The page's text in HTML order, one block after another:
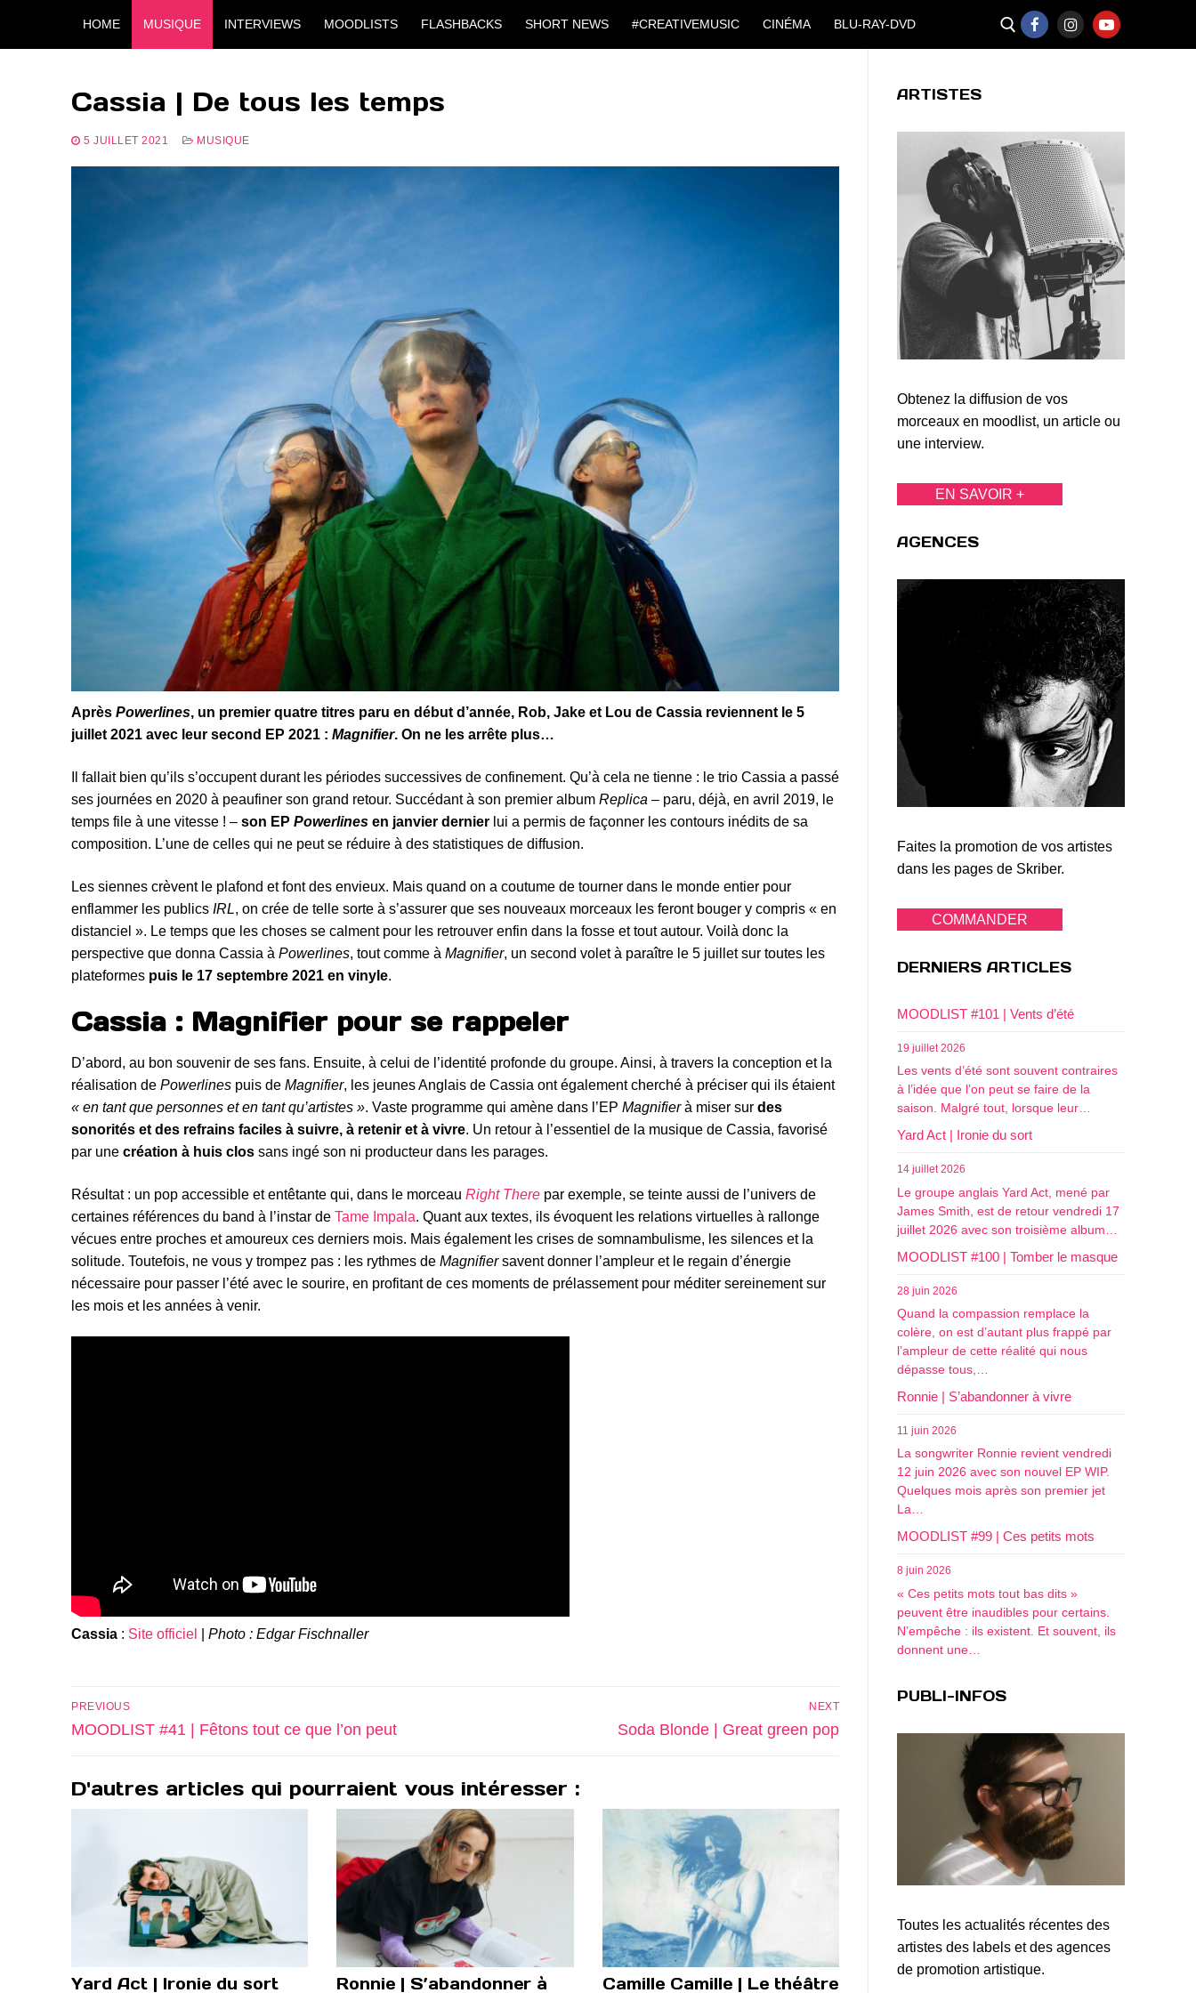
HOME MUSIQUE INTERVIEWS MOODLISTS FLASHBACKS SHORT NEWS #CREATIVEMUSIC CINÉMA BLU-RAY-DVD
Cassia | De tous les temps
5 JUILLET 2021 MUSIQUE
Après Powerlines, un premier quatre titres paru en début d’année, Rob, Jake et Lou de Cassia reviennent le 5
juillet 2021 avec leur second EP 2021 : Magnifier. On ne les arrête plus…
Il fallait bien qu’ils s’occupent durant les périodes successives de confinement. Qu’à cela ne tienne : le trio Cassia a passé
ses journées en 2020 à peaufiner son grand retour. Succédant à son premier album Replica – paru, déjà, en avril 2019, le
temps file à une vitesse ! – son EP Powerlines en janvier dernier lui a permis de façonner les contours inédits de sa
composition. L’une de celles qui ne peut se réduire à des statistiques de diffusion.
Les siennes crèvent le plafond et font des envieux. Mais quand on a coutume de tourner dans le monde entier pour
enflammer les publics IRL, on crée de telle sorte à s’assurer que ses nouveaux morceaux les feront bouger y compris « en
distanciel ». Le temps que les choses se calment pour les retrouver enfin dans la fosse et tout autour. Voilà donc la
perspective que donna Cassia à Powerlines, tout comme à Magnifier, un second volet à paraître le 5 juillet sur toutes les
plateformes puis le 17 septembre 2021 en vinyle.
Cassia : Magnifier pour se rappeler
D’abord, au bon souvenir de ses fans. Ensuite, à celui de l’identité profonde du groupe. Ainsi, à travers la conception et la
réalisation de Powerlines puis de Magnifier, les jeunes Anglais de Cassia ont également cherché à préciser qui ils étaient
« en tant que personnes et en tant qu’artistes ». Vaste programme qui amène dans l’EP Magnifierà miser sur des
sonorités et des refrains faciles à suivre, à retenir et à vivre. Un retour à l’essentiel de la musique de Cassia, favorisé
par une création à huis clos sans ingé son ni producteur dans les parages.
Résultat : un pop accessible et entêtante qui, dans le morceau Right There par exemple, se teinte aussi de l’univers de
certaines références du band à l’instar de Tame Impala. Quant aux textes, ils évoquent les relations virtuelles à rallonge
vécues entre proches et amoureux ces derniers mois. Mais également les crises de somnambulisme, les silences et la
solitude. Toutefois, ne vous y trompez pas : les rythmes de Magnifiersavent donner l’ampleur et le regain d’énergie
nécessaire pour passer l’été avec le sourire, en profitant de ces moments de prélassement pour méditer sereinement sur
les mois et les années à venir.
Cassia : Site officiel Photo : Edgar Fischnaller
Navigation
de
PREVIOUS
Previous
MOODLIST #41 | Fêtons tout ce que l’on peut
NEXT
Next
Soda Blonde | Great green pop
D'autres articles qui pourraient vous intéresser :
Yard Act | Ironie du sort
Ronnie | S’abandonner à
Camille Camille | Le théâtre
ARTISTES
Obtenez la diffusion de vos
morceaux en moodlist, un article ou
une interview.
EN SAVOIR +
AGENCES
Faites la promotion de vos artistes
dans les pages de Skriber.
COMMANDER
DERNIERS ARTICLES
MOODLIST #101 | Vents d’été
19 juillet 2026
Les vents d’été sont souvent contraires
à l’idée que l’on peut se faire de la
saison. Malgré tout, lorsque leur…
Yard Act | Ironie du sort
14 juillet 2026
Le groupe anglais Yard Act, mené par
James Smith, est de retour vendredi 17
juillet 2026 avec son troisième album…
MOODLIST #100 | Tomber le masque
28 juin 2026
Quand la compassion remplace la
colère, on est d’autant plus frappé par
l’ampleur de cette réalité qui nous
dépasse tous,…
Ronnie | S’abandonner à vivre
11 juin 2026
La songwriter Ronnie revient vendredi
12 juin 2026 avec son nouvel EP WIP.
Quelques mois après son premier jet
La…
MOODLIST #99 | Ces petits mots
8 juin 2026
« Ces petits mots tout bas dits »
peuvent être inaudibles pour certains.
N’empêche : ils existent. Et souvent, ils
donnent une…
PUBLI-INFOS
Toutes les actualités récentes des
artistes des labels et des agences
de promotion artistique.